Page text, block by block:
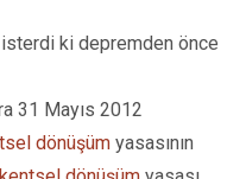
ki depremden önce
31 Mayıs 2012
dönüşüm yasasının